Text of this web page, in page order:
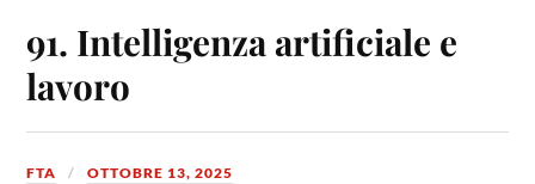
91. Intelligenza artificiale e
lavoro
FTA OTTOBRE 13, 2025